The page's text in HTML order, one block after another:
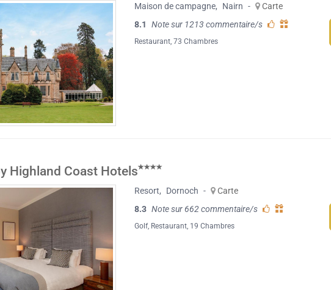
Maison de campagne, Nairn -
Carte
8.1
Note sur 1213 commentaire/s
Restaurant , 73 Chambres
Highland Coast Hotels
Resort, Dornoch -
Carte
8.3 Note sur 662 commentaire/s
Golf, Restaurant, 19 Chambres